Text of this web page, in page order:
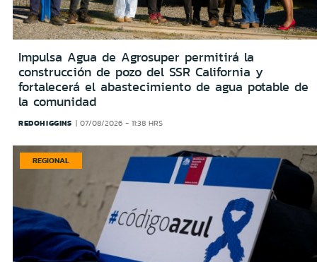
Impulsa Agua de Agrosuper permitirá la
construcción de pozo del SSR California y
fortalecerá el abastecimiento de agua potable de
la comunidad
REDOHIGGINS 07/08/2026 - 11:38 HRS
REGIONAL